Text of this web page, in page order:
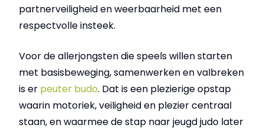
partnerveiligheid en weerbaarheid met een
respectvolle insteek.
Voor de allerjongsten die speels willen starten
met basisbeweging, samenwerken en valbreken
is er peuter budo. Dat is een plezierige opstap
waarin motoriek, veiligheid en plezier centraal
staan, en waarmee de stap naar jeugd judo later